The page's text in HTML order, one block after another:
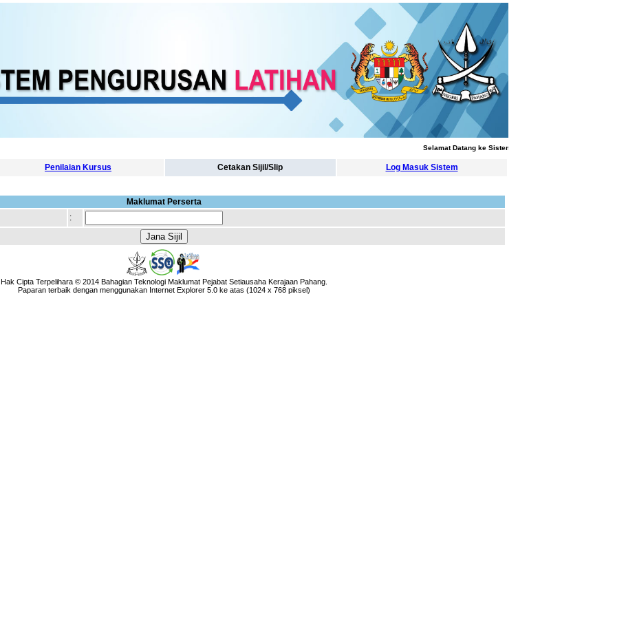
Selamat Datang ke Sistem Pengurusan Latihan
Penilaian Kursus Cetakan Sijil/Slip Log Masuk Sistem
Maklumat Perserta
:
Hak Cipta Terpelihara © 2014 Bahagian Teknologi Maklumat Pejabat Setiausaha Kerajaan Pahang.
Paparan terbaik dengan menggunakan Internet Explorer 5.0 ke atas (1024 x 768 piksel)